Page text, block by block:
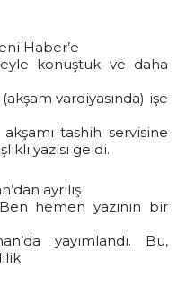
Haber’e
konuştuk ve daha
vardiyasında) işe
akşamı tashih servisine
yazısı geldi.
ayrılış
hemen yazının bir
yayımlandı. Bu,